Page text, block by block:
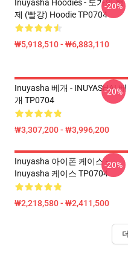
Inuyasha Hoodies - 도가의 형
제 (빨강) Hoodie TP0704
₩5,918,510 - ₩6,883,110
-20%
Inuyasha 베개 - INUYASHA! 베
개 TP0704
₩3,307,200 - ₩3,996,200
-20%
Inuyasha 아이폰 케이스 -
Inuyasha 케이스 TP0704
₩2,218,580 - ₩2,411,500
-20%